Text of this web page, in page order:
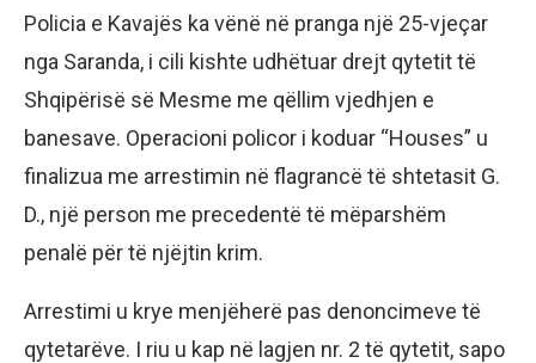
Policia e Kavajës ka vënë në pranga një 25-vjeçar
nga Saranda, i cili kishte udhëtuar drejt qytetit të
Shqipërisë së Mesme me qëllim vjedhjen e
banesave. Operacioni policor i koduar “Houses” u
finalizua me arrestimin në flagrancë të shtetasit G.
D., një person me precedentë të mëparshëm
penalë për të njëjtin krim.
Arrestimi u krye menjëherë pas denoncimeve të
qytetarëve. I riu u kap në lagjen nr. 2 të qytetit, sapo